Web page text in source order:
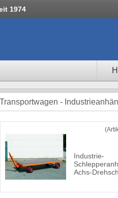
1974
Transportwagen -
Industrie-
Achs-